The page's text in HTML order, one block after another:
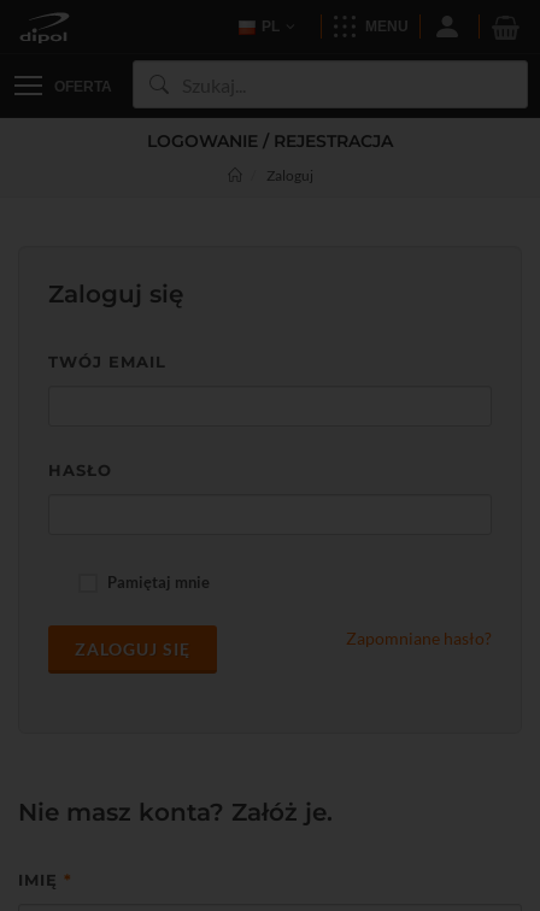
PL MENU
OFERTA
LOGOWANIE / REJESTRACJA
Zaloguj
Zaloguj się
TWÓJ EMAIL
HASŁO
Pamiętaj mnie
ZALOGUJ SIĘ
Zapomniane hasło?
Nie masz konta? Załóż je.
IMIĘ *